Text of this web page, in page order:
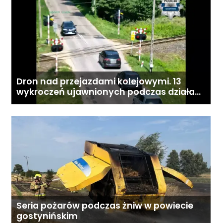
Dron nad przejazdami kolejowymi. 13
wykroczeń ujawnionych podczas działań
„Bezpieczny przejazd kolejowy”
Seria pożarów podczas żniw w powiecie
gostynińskim